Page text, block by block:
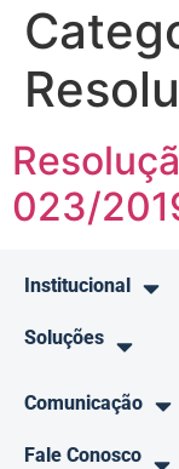
023/
Institucional
Soluções
Comunicação
Fale Conosco